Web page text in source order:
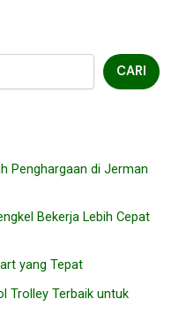
CARI
Penghargaan di Jerman
Bekerja Lebih Cepat
yang Tepat
Trolley Terbaik untuk